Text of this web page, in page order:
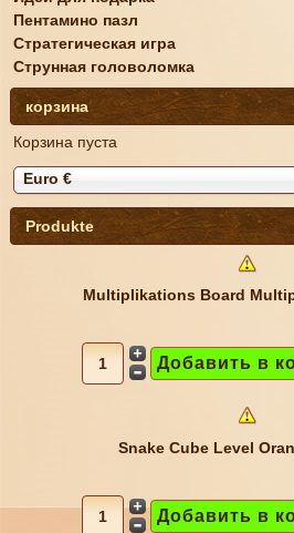
Пентамино пазл
Стратегическая игра
Струнная головоломка
корзина
Корзина пуста
Euro €
Produkte
Multiplikations Board
Snake Cube Level